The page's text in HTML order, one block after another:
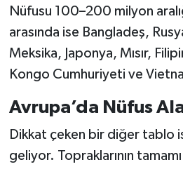
Nüfusu 100–200 milyon
arasında ise Bangladeş,
Meksika, Japonya, Mısır,
Kongo Cumhuriyeti ve
Avrupa’da Nüfus
Dikkat çeken bir diğer tablo
geliyor. Topraklarının